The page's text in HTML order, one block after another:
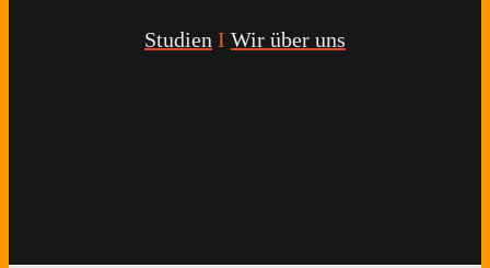
Studien I Wir über uns